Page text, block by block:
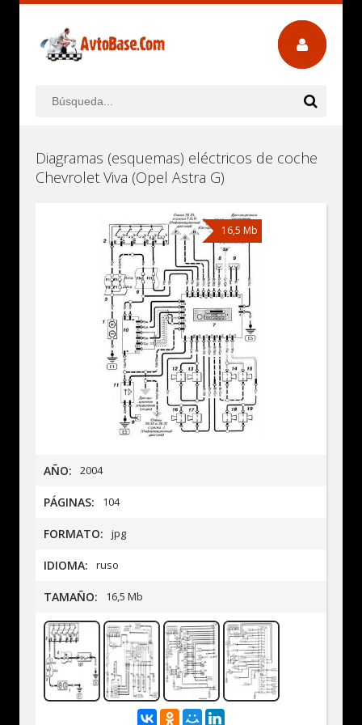
Diagramas (esquemas) eléctricos de coche
Chevrolet Viva (Opel Astra G)
16,5 Mb
AÑO: 2004
PÁGINAS: 104
FORMATO: jpg
IDIOMA: ruso
TAMAÑO: 16,5 Mb